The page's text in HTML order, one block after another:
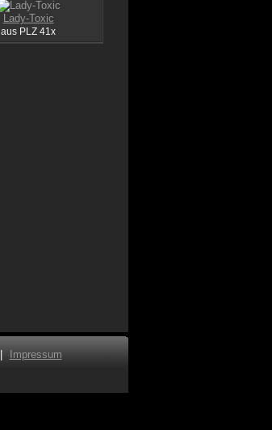
Lady-Toxic
aus PLZ 41x
Impressum